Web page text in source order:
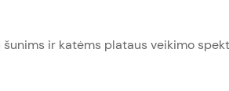
šunims ir katėms plataus veikimo